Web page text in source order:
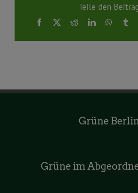
Teile den
Facebook
X RedditLinkedIn
Grüne
Grüne im